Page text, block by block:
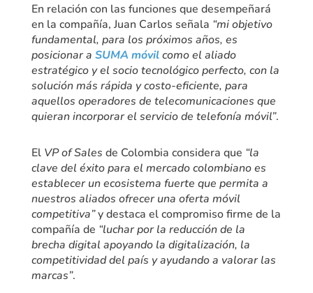
En relación con las funciones que desempeñará
en la compañía, Juan Carlos señala “mi objetivo
fundamental, para los próximos años, es
posicionar a SUMA móvilcomo el aliado
estratégico y el socio tecnológico perfecto, con la
solución más rápida y costo-eficiente, para
aquellos operadores de telecomunicaciones que
quieran incorporar el servicio de telefonía móvil”.
El VP of Sales de Colombia considera que “la
clave del éxito para el mercado colombiano es
establecer un ecosistema fuerte que permita a
nuestros aliados ofrecer una oferta móvil
competitiva”y destaca el compromiso firme de la
compañía de “luchar por la reducción de la
brecha digital apoyando la digitalización, la
competitividad del país y ayudando a valorar las
marcas”.